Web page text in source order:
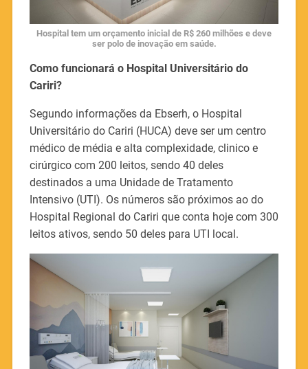
Hospital tem um orçamento inicial de R$ 260 milhões e deve
ser polo de inovação em saúde.
Como funcionará o Hospital Universitário do
Cariri?
Segundo informações da Ebserh, o Hospital
Universitário do Cariri (HUCA) deve ser um centro
médico de média e alta complexidade, clinico e
cirúrgico com 200 leitos, sendo 40 deles
destinados a uma Unidade de Tratamento
Intensivo (UTI). Os números são próximos ao do
Hospital Regional do Cariri que conta hoje com 300
leitos ativos, sendo 50 deles para UTI local.